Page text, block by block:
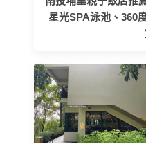
星光SPA泳池、360